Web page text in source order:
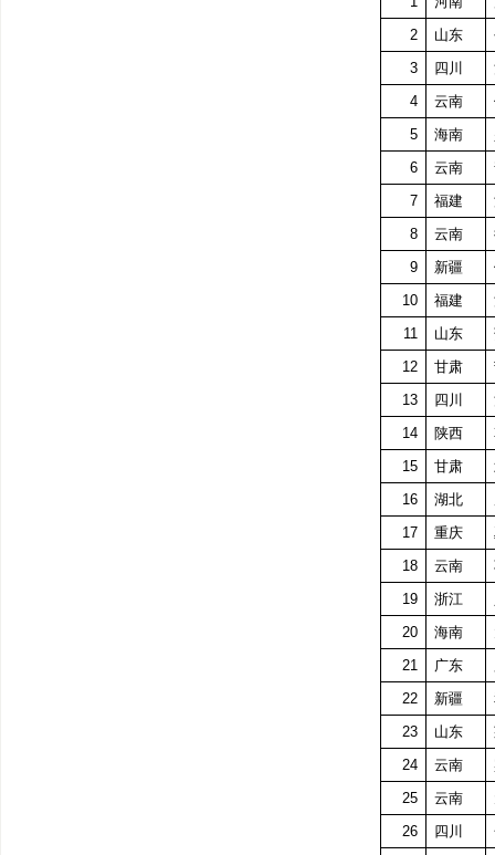
2
山东
3
四川
4
云南
5
海南
6
云南
7
福建
8
云南
9
新疆
10
福建
11
山东
12
甘肃
13
四川
14
陕西
15
甘肃
16
湖北
17
重庆
18
云南
19
浙江
20
海南
21
广东
22
新疆
23
山东
24
云南
25
云南
26
四川